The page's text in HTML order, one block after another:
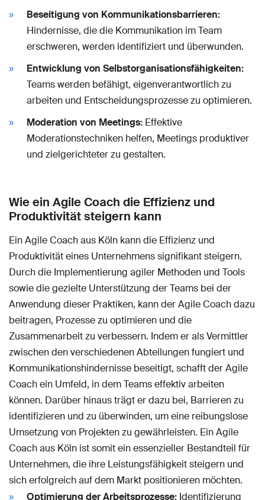
Beseitigung von Kommunikationsbarrieren:
Hindernisse, die die Kommunikation im Team
erschweren, werden identifiziert und überwunden.
Entwicklung von Selbstorganisationsfähigkeiten:
Teams werden befähigt, eigenverantwortlich zu
arbeiten und Entscheidungsprozesse zu optimieren.
Moderation von Meetings: Effektive
Moderationstechniken helfen, Meetings produktiver
und zielgerichteter zu gestalten.
Wie ein Agile Coach die Effizienz und
Produktivität steigern kann
Ein Agile Coach aus Köln kann die Effizienz und
Produktivität eines Unternehmens signifikant steigern.
Durch die Implementierung agiler Methoden und Tools
sowie die gezielte Unterstützung der Teams bei der
Anwendung dieser Praktiken, kann der Agile Coach dazu
beitragen, Prozesse zu optimieren und die
Zusammenarbeit zu verbessern. Indem er als Vermittler
zwischen den verschiedenen Abteilungen fungiert und
Kommunikationshindernisse beseitigt, schafft der Agile
Coach ein Umfeld, in dem Teams effektiv arbeiten
können. Darüber hinaus trägt er dazu bei, Barrieren zu
identifizieren und zu überwinden, um eine reibungslose
Umsetzung von Projekten zu gewährleisten. Ein Agile
Coach aus Köln ist somit ein essenzieller Bestandteil für
Unternehmen, die ihre Leistungsfähigkeit steigern und
sich erfolgreich auf dem Markt positionieren möchten.
Optimierung der Arbeitsprozesse: Identifizierung